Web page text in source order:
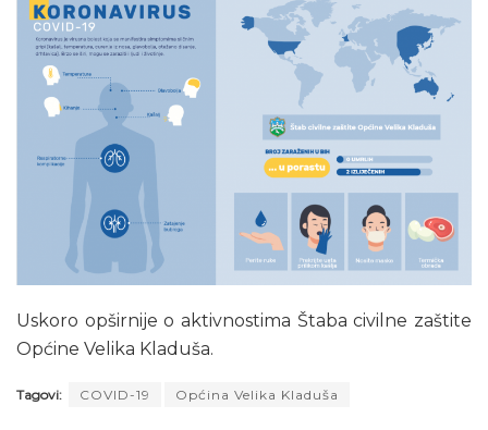
Uskoro opširnije o aktivnostima Štaba civilne zaštite
Općine Velika Kladuša.
Tagovi: COVID-19 Općina Velika Kladuša